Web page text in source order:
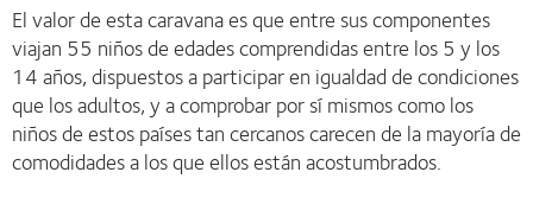
El valor de esta caravana es que entre sus componentes
viajan 55 niños de edades comprendidas entre los 5 y los
14 años, dispuestos a participar en igualdad de condiciones
que los adultos, y a comprobar por sí mismos como los
niños de estos países tan cercanos carecen de la mayoría de
comodidades a los que ellos están acostumbrados.